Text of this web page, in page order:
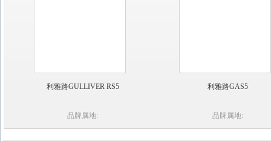
利雅路GULLIVER RS5
品牌属地:
利雅路GAS5
品牌属地: